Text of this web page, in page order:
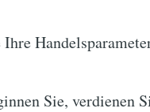
Ihre
Sie, verdienen